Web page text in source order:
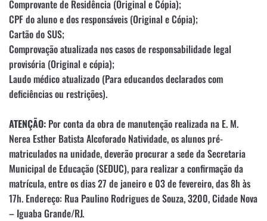
Comprovante de Residência (Original e Cópia);
CPF do aluno e dos responsáveis (Original e Cópia);
Cartão do SUS;
Comprovação atualizada nos casos de responsabilidade legal
provisória (Original e cópia);
Laudo médico atualizado (Para educandos declarados com
deficiências ou restrições).
ATENÇÃO: Por conta da obra de manutenção realizada na E. M.
Nerea Esther Batista Alcoforado Natividade, os alunos pré-
matriculados na unidade, deverão procurar a sede da Secretaria
Municipal de Educação (SEDUC), para realizar a confirmação da
matrícula, entre os dias 27 de janeiro e 03 de fevereiro, das 8h às
17h. Endereço: Rua Paulino Rodrigues de Souza, 3200, Cidade Nova
– Iguaba Grande/RJ.